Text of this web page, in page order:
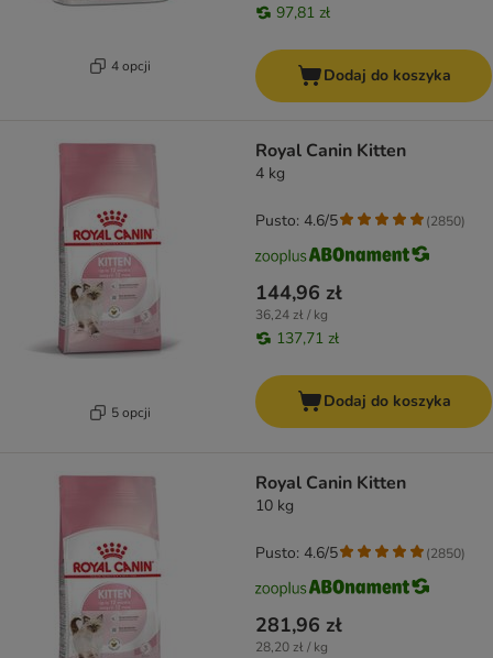
4 opcji
97,81 zł
Dodaj do koszyka
5 opcji
Royal Canin Kitten
4 kg
144,96 zł
36,24 zł / kg
137,71 zł
Pusto: 4.6/5 (2850)
Dodaj do koszyka
Royal Canin Kitten
10 kg
281,96 zł
28,20 zł / kg
Pusto: 4.6/5 (2850)